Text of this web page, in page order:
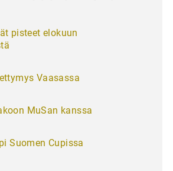
pisteet elokuun
Vaasassa
MuSan kanssa
Suomen Cupissa